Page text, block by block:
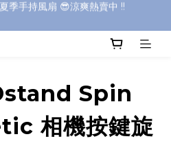
季手持風扇 😎涼爽熱賣中 !!
季手持風扇 😎涼爽熱賣中 !!
季手持風扇 😎涼爽熱賣中 !!
Spin
相機按鍵旋